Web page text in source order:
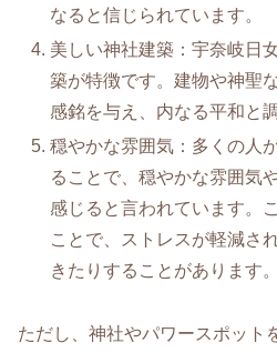
なると信じられています。
美しい神社建築：宇奈岐日
築が特徴です。建物や神聖
感銘を与え、内なる平和と
穏やかな雰囲気：多くの人
ることで、穏やかな雰囲気
感じると言われています。
ことで、ストレスが軽減さ
きたりすることがあります。
ただし、神社やパワースポット